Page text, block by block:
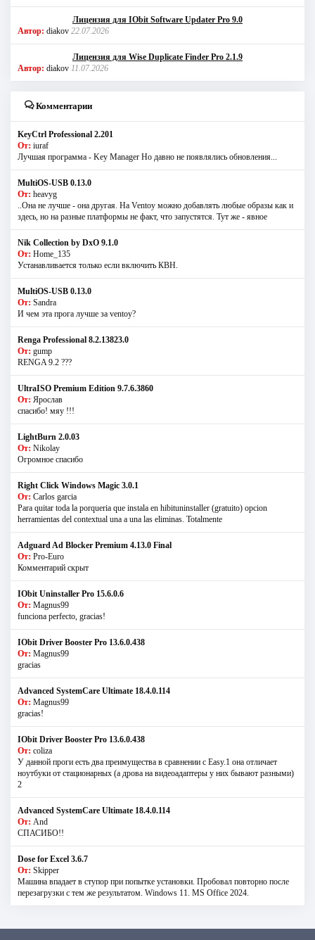
Лицензия для IObit Software Updater Pro 9.0
Автор: diakov 22.07.2026
Лицензия для Wise Duplicate Finder Pro 2.1.9
Автор: diakov 11.07.2026
Комментарии
KeyCtrl Professional 2.201
От: iuraf
Лучшая программа - Key Manager Но давно не появлялись обновления...
MultiOS-USB 0.13.0
От: heavyg
..Она не лучше - она другая. На Ventoy можно добавлять любые образы как и
здесь, но на разные платформы не факт, что запустятся. Тут же - явное
Nik Collection by DxO 9.1.0
От: Home_135
Устанавливается только если включить КВН.
MultiOS-USB 0.13.0
От: Sandra
И чем эта прога лучше за ventoy?
Renga Professional 8.2.13823.0
От: gump
RENGA 9.2 ???
UltraISO Premium Edition 9.7.6.3860
От: Ярослав
спасибо! мяу !!!
LightBurn 2.0.03
От: Nikolay
Огромное спасибо
Right Click Windows Magic 3.0.1
От: Carlos garcia
Para quitar toda la porqueria que instala en hibituninstaller (gratuito) opcion
herramientas del contextual una a una las eliminas. Totalmente
Adguard Ad Blocker Premium 4.13.0 Final
От: Pro-Euro
Комментарий скрыт
IObit Uninstaller Pro 15.6.0.6
От: Magnus99
funciona perfecto, gracias!
IObit Driver Booster Pro 13.6.0.438
От: Magnus99
gracias
Advanced SystemCare Ultimate 18.4.0.114
От: Magnus99
gracias!
IObit Driver Booster Pro 13.6.0.438
От: coliza
У данной проги есть два преимущества в сравнении с Easy.1 она отличает
ноутбуки от стационарных (а дрова на видеоадаптеры у них бывают разными)
2
Advanced SystemCare Ultimate 18.4.0.114
От: And
СПАСИБО!!
Dose for Excel 3.6.7
От: Skipper
Машина впадает в ступор при попытке установки. Пробовал повторно после
перезагрузки с тем же результатом. Windows 11. MS Offiсe 2024.